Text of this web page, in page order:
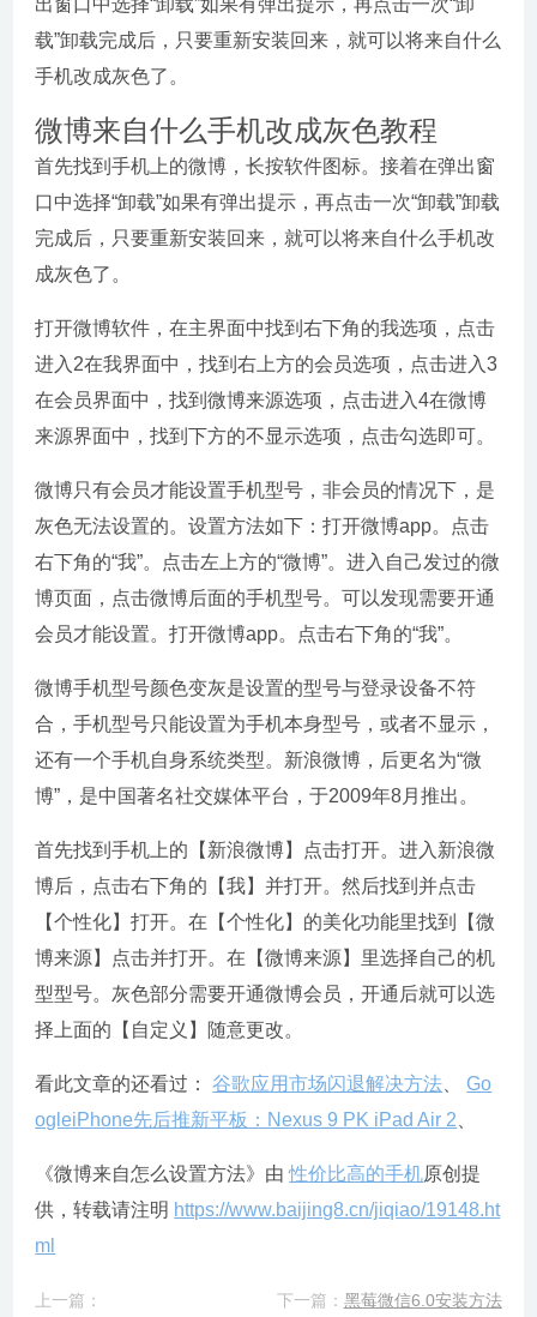
出窗口中选择“卸载”如果有弹出提示，再点击一次“卸
载”卸载完成后，只要重新安装回来，就可以将来自什么
手机改成灰色了。
微博来自什么手机改成灰色教程
首先找到手机上的微博，长按软件图标。接着在弹出窗
口中选择“卸载”如果有弹出提示，再点击一次“卸载”卸载
完成后，只要重新安装回来，就可以将来自什么手机改
成灰色了。
打开微博软件，在主界面中找到右下角的我选项，点击
进入2在我界面中，找到右上方的会员选项，点击进入3
在会员界面中，找到微博来源选项，点击进入4在微博
来源界面中，找到下方的不显示选项，点击勾选即可。
微博只有会员才能设置手机型号，非会员的情况下，是
灰色无法设置的。设置方法如下：打开微博app。点击
右下角的“我”。点击左上方的“微博”。进入自己发过的微
博页面，点击微博后面的手机型号。可以发现需要开通
会员才能设置。打开微博app。点击右下角的“我”。
微博手机型号颜色变灰是设置的型号与登录设备不符
合，手机型号只能设置为手机本身型号，或者不显示，
还有一个手机自身系统类型。新浪微博，后更名为“微
博”，是中国著名社交媒体平台，于2009年8月推出。
首先找到手机上的【新浪微博】点击打开。进入新浪微
博后，点击右下角的【我】并打开。然后找到并点击
【个性化】打开。在【个性化】的美化功能里找到【微
博来源】点击并打开。在【微博来源】里选择自己的机
型型号。灰色部分需要开通微博会员，开通后就可以选
择上面的【自定义】随意更改。
看此文章的还看过：谷歌应用市场闪退解决方法
Go
ogleiPhone先后推新平板：Nexus 9 PK iPad Air 2
《微博来自怎么设置方法》由性价比高的手机原创提
供，转载请注明 https://www.baijing8.cn/jiqiao/19148.ht
ml
上一篇：
下一篇： 黑莓微信6.0安装方法